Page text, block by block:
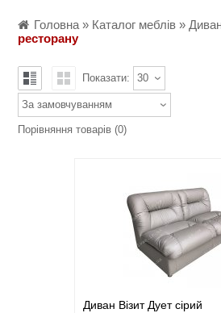
Головна» Каталог меблів »
ресторану
Показати: 30
За замовчуванням
Порівняння товарів (0)
Диван Візит Дует сірий